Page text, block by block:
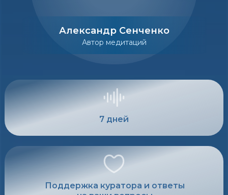
Александр Сенченко
Автор медитаций
7 дней
Поддержка куратора и ответы